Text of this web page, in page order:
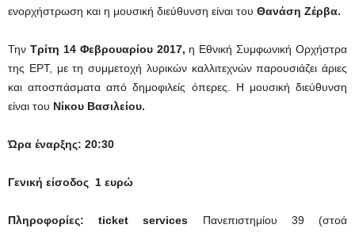
ενορχήστρωση και η μουσική διεύθυνση είναι του Θανάση Ζέρβα.
Την Τρίτη 14 Φεβρουαρίου 2017, η Εθνική Συμφωνική Ορχήστρα
της ΕΡΤ, με τη συμμετοχή λυρικών καλλιτεχνών παρουσιάζει άριες
και αποσπάσματα από δημοφιλείς όπερες. Η μουσική διεύθυνση
είναι του Νίκου Βασιλείου.
Ώρα έναρξης: 20:30
Γενική είσοδος 1 ευρώ
Πληροφορίες: ticket services Πανεπιστημίου 39 (στοά